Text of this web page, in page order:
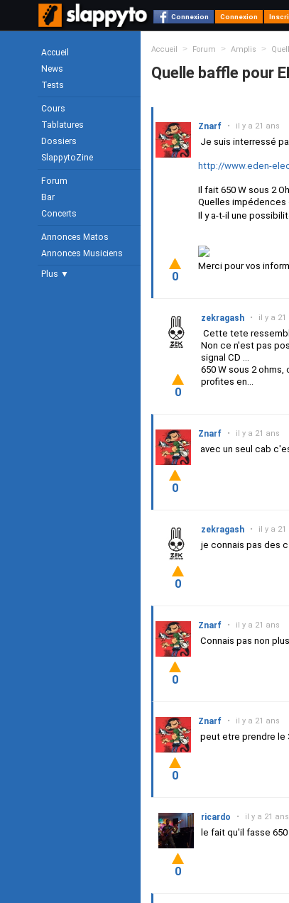
Connexion Connexion
Accueil
News
Tests
Cours
Tablatures
Dossiers
SlappytoZine
Forum
Bar
Concerts
Annonces Matos
Annonces Musiciens
Plus ▼
Accueil > Forum > Amplis >
Quelle baffle pour
Znarf • il y a 21 ans
Je suis interressé
http://www.eden-
Il fait 650 W sous 2
Quelles
Il y a-t-il une
Merci pour vos
0
zekragash • il y a 21
Cette tete
Non ce n'est pas
signal CD ...
650 W sous 2
profites en...
0
Znarf • il y a 21 ans
avec un seul cab
0
zekragash • il y a 21
je connais pas des
0
Znarf • il y a 21 ans
Connais pas non
0
Znarf • il y a 21 ans
peut etre prendre le
0
ricardo • il y a 21 ans
le fait qu'il fasse
0